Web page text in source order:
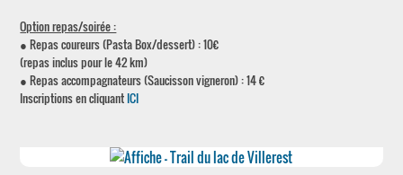
Option repas/soirée :
● Repas coureurs (Pasta Box/dessert) : 10€
(repas inclus pour le 42 km)
● Repas accompagnateurs (Saucisson vigneron) : 14 €
Inscriptions en cliquantICI